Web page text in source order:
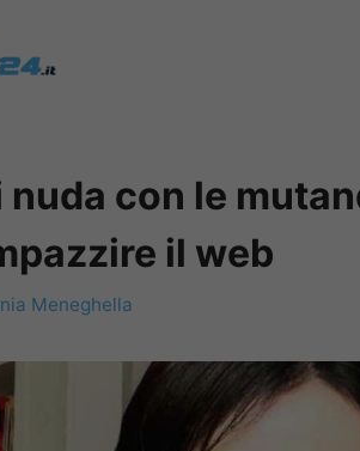
con le
il web
Meneghella